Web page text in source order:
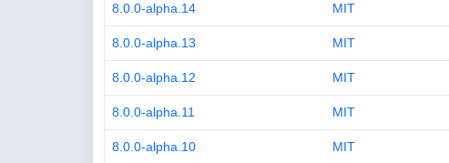
8.0.0-alpha.14 MIT
8.0.0-alpha.13 MIT
8.0.0-alpha.12 MIT
8.0.0-alpha.11 MIT
8.0.0-alpha.10 MIT